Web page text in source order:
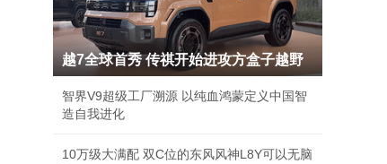
越7全球首秀 传祺开始进攻方盒子越野
智界V9超级工厂溯源 以纯血鸿蒙定义中国智
造自我进化
10万级大满配 双C位的东风风神L8Y可以无脑